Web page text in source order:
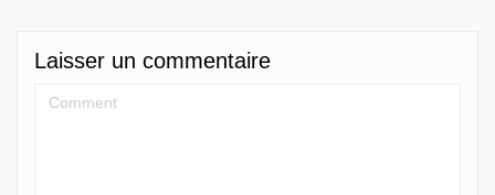
Laisser un commentaire